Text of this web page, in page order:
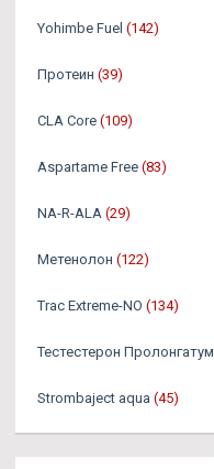
Yohimbe Fuel (142)
Протеин (39)
CLA Core (109)
Aspartame Free (83)
NA-R-ALA (29)
Метенолон (122)
Trac Extreme-NO (134)
Тестестерон Пролонгатум
Strombaject aqua (45)